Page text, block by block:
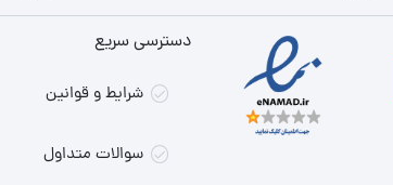
دسترسی سریع
شرایط و قوانین
سوالات متداول